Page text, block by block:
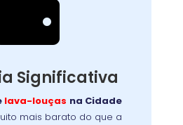
Significativa
lava-louças na Cidade
mais barato do que a
Benefício
desempenho do seu
é simples e rápido. O
de
lava-louças
evita trocas caras e